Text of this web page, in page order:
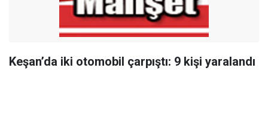
Keşan’da iki otomobil çarpıştı: 9 kişi yaralandı